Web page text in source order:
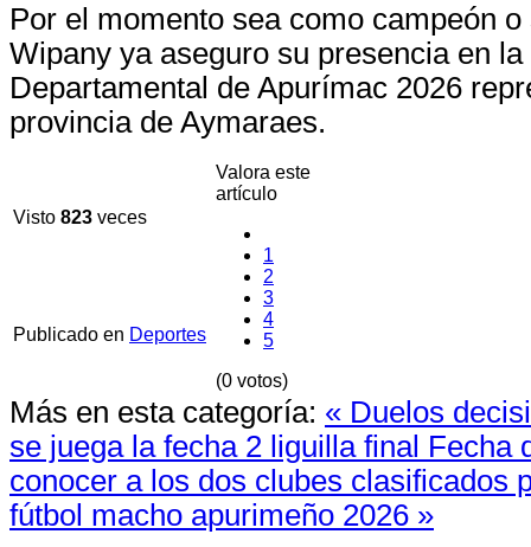
Por el momento sea como campeón
Wipany ya aseguro su presencia en
Departamental de Apurímac 2026
provincia de Aymaraes.
Visto 823 veces
Valora este
artículo
1
2
3
4
5
(0 votos)
Publicado en Deportes
Más en esta categoría: « Duelos
se juega la fecha 2 liguilla final Fecha
conocer a los dos clubes clasificados
fútbol macho apurimeño 2026 »